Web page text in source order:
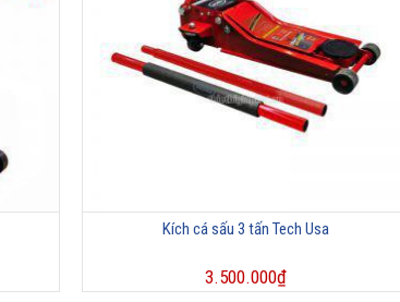
Kích cá sấu 3 tấn Tech Usa
3.500.000₫